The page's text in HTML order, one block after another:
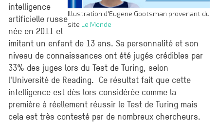
Illustration d'Eugene Gootsman provenant du
site Le Monde
intelligence
artificielle russe
née en 2011 et
imitant un enfant de 13 ans. Sa personnalité et son
niveau de connaissances ont été jugés crédibles par
33% des juges lors du Test de Turing, selon
l'Université de Reading. Ce résultat fait que cette
intelligence est dès lors considérée comme la
première à réellement réussir le Test de Turing mais
cela est très contesté par de nombreux chercheurs.